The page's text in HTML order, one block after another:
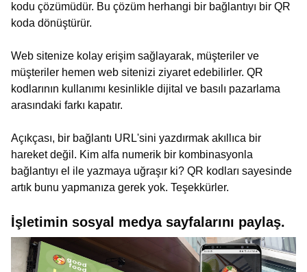
kodu çözümüdür. Bu çözüm herhangi bir bağlantıyı bir QR
koda dönüştürür.
Web sitenize kolay erişim sağlayarak, müşteriler ve
müşteriler hemen web sitenizi ziyaret edebilirler. QR
kodlarının kullanımı kesinlikle dijital ve basılı pazarlama
arasındaki farkı kapatır.
Açıkçası, bir bağlantı URL'sini yazdırmak akıllıca bir
hareket değil. Kim alfa numerik bir kombinasyonla
bağlantıyı el ile yazmaya uğraşır ki? QR kodları sayesinde
artık bunu yapmanıza gerek yok. Teşekkürler.
İşletimin sosyal medya sayfalarını paylaş.